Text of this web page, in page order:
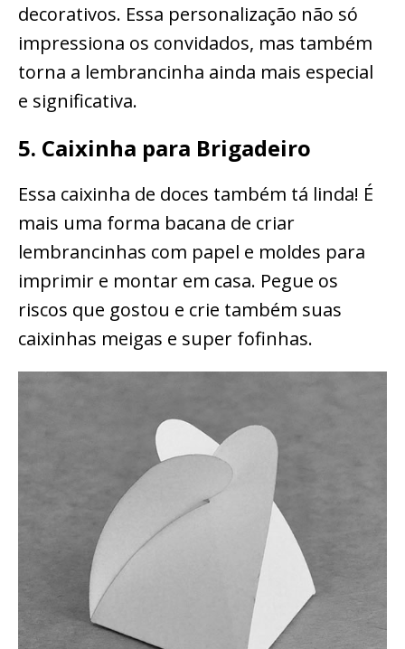
decorativos. Essa personalização não só
impressiona os convidados, mas também
torna a lembrancinha ainda mais especial
e significativa.
5. Caixinha para Brigadeiro
Essa caixinha de doces também tá linda! É
mais uma forma bacana de criar
lembrancinhas com papel e moldes para
imprimir e montar em casa. Pegue os
riscos que gostou e crie também suas
caixinhas meigas e super fofinhas.